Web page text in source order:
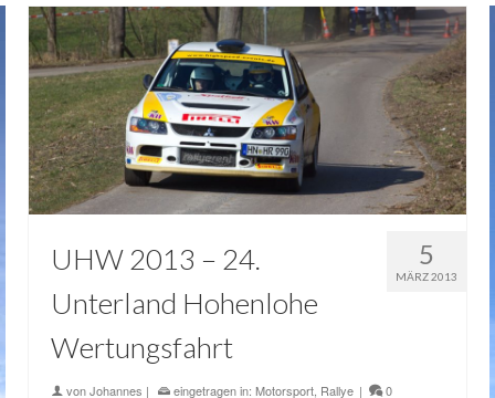
5
MÄRZ 2013
UHW 2013 – 24.
Unterland Hohenlohe
Wertungsfahrt
vonJohannes | eingetragen in: Motorsport Rallye | 0